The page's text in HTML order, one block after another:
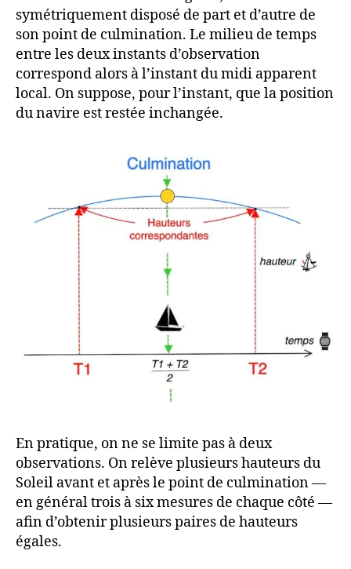
symétriquement disposé de part et d’autre de
son point de culmination. Le milieu de temps
entre les deux instants d’observation
correspond alors à l’instant du midi apparent
local. On suppose, pour l’instant, que la position
du navire est restée inchangée.
En pratique, on ne se limite pas à deux
observations. On relève plusieurs hauteurs du
Soleil avant et après le point de culmination —
en général trois à six mesures de chaque côté —
afin d’obtenir plusieurs paires de hauteurs
égales.